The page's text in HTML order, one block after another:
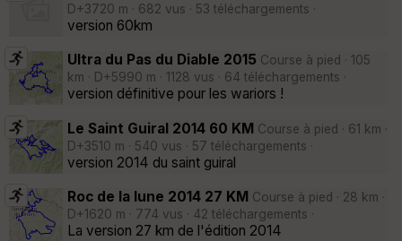
D+3720 m · 682 vus · 53 téléchargements ·
version 60km
Ultra du Pas du Diable 2015 Course à pied · 105
km · D+5990 m · 1128 vus · 64 téléchargements ·
version définitive pour les wariors !
Le Saint Guiral 2014 60 KM Course à pied · 61 km ·
D+3510 m · 540 vus · 57 téléchargements ·
version 2014 du saint guiral
Roc de la lune 2014 27 KM Course à pied · 28 km ·
D+1620 m · 774 vus · 42 téléchargements ·
La version 27 km de l'édition 2014